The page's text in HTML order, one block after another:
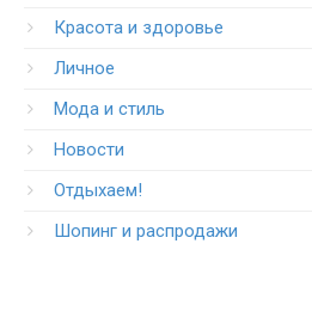
Красота и здоровье
Личное
Мода и стиль
Новости
Отдыхаем!
Шопинг и распродажи